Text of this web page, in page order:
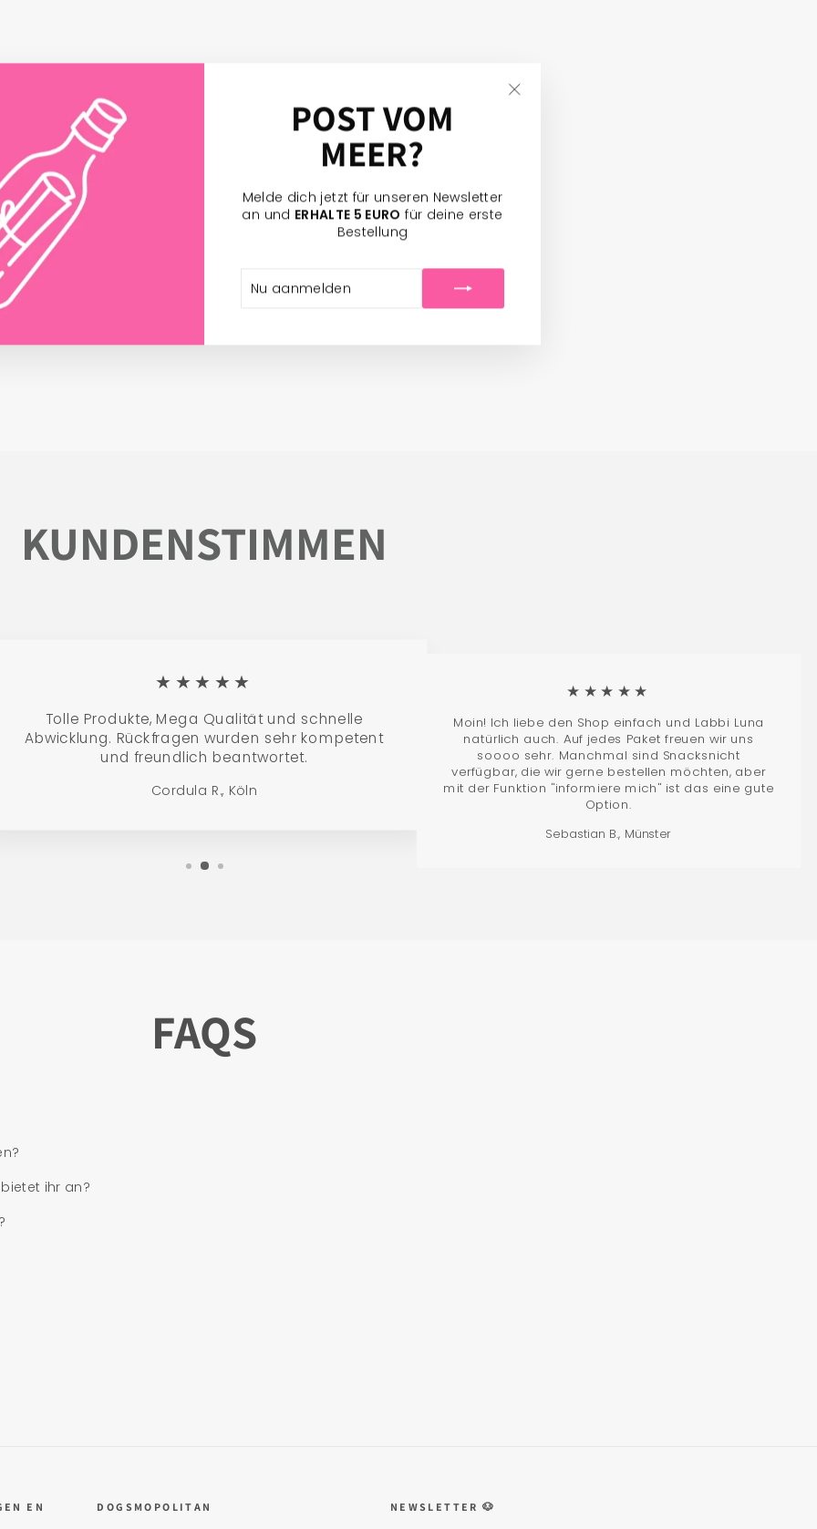
POST VOM
MEER?
Melde dich jetzt für unseren Newsletter
an und ERHALTE 5 EURO für deine erste
Bestellung
NU
AANMELDEN
ABBONEER
OP
KUNDENSTIMMEN
★★★★★
Tolle Produkte, Mega Qualität und schnelle
Abwicklung. Rückfragen wurden sehr kompetent
und freundlich beantwortet.
Cordula R., Köln
★★★★★
Moin! Ich liebe den Shop einfach und Labbi Luna
natürlich auch. Auf jedes Paket freuen wir uns
soooo sehr. Manchmal sind Snacksnicht
verfügbar, die wir gerne bestellen möchten, aber
mit der Funktion "informiere mich" ist das eine gute
Option.
Sebastian B., Münster
FAQS
ihr an?
EN
DOGSMOPOLITAN NEWSLETTER 🐶